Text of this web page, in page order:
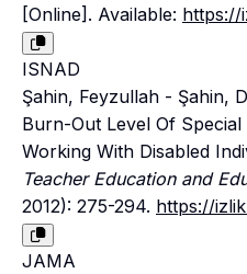
[Online]. Available: https://
ISNAD
Şahin, Feyzullah - Şahin,
Burn-Out Level Of
Working With Disabled
Teacher Education and
2012): 275-294. https://
JAMA